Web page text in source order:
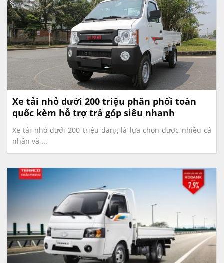
Xe tải nhỏ dưới 200 triệu phân phối toàn
quốc kèm hỗ trợ trả góp siêu nhanh
Xe tải nhỏ dưới 200 triệu đang là lựa chọn được nhiều cá
nhân và ...